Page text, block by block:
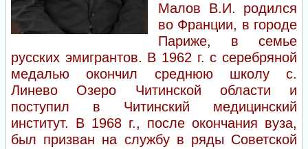
Малов В.И. родился
во Франции, в городе
Париже, в семье
русских эмигрантов. В 1962 г. с серебряной
медалью окончил среднюю школу с.
Линево Озеро Читинской области и
поступил в Читинский медицинский
институт. В 1968 г., после окончания вуза,
был призван на службу в ряды Советской